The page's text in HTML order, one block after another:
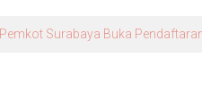
Pemkot Surabaya Buka